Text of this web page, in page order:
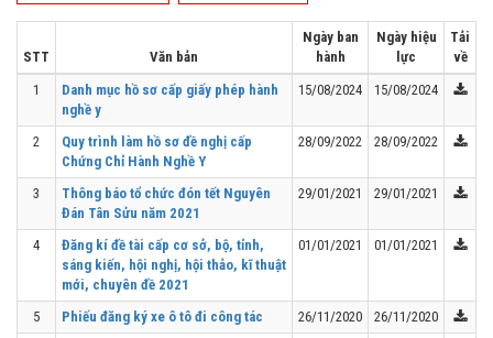
STT Văn bản
Ngày ban
hành
Ngày hiệu
lực
Tải
về
1
Danh mục hồ sơ cấp giấy phép hành
nghề y
15/08/2024 15/08/2024
2
Quy trình làm hồ sơ đề nghị cấp
Chứng Chỉ Hành Nghề Y
28/09/2022 28/09/2022
3
Thông báo tổ chức đón tết Nguyên
Đán Tân Sửu năm 2021
29/01/2021 29/01/2021
4
Đăng kí đề tài cấp cơ sở, bộ, tỉnh,
sáng kiến, hội nghị, hội thảo, kĩ thuật
mới, chuyên đề 2021
01/01/2021 01/01/2021
5 Phiếu đăng ký xe ô tô đi công tác 26/11/2020
26/11/2020